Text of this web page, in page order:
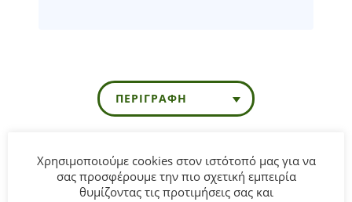
ΠΕΡΙΓΡΑΦΉ
Κολάν κοντό ECOFRIENDS για κορίτσι από 6 έως 36 μηνών
Mayoral σε ροζ χρώμα.
Χρησιμοποιούμε cookies στον ιστότοπό μας για να
σας προσφέρουμε την πιο σχετική εμπειρία
θυμίζοντας τις προτιμήσεις σας και